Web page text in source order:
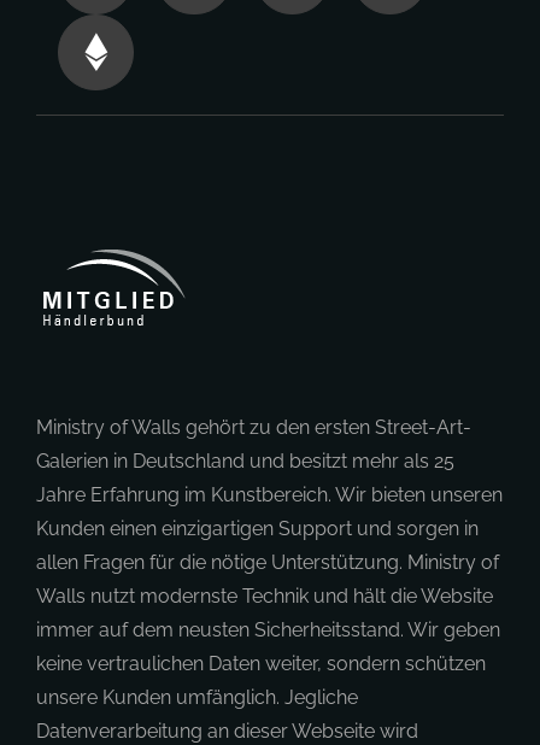
Ministry of Walls gehört zu den ersten Street-Art-
Galerien in Deutschland und besitzt mehr als 25
Jahre Erfahrung im Kunstbereich. Wir bieten unseren
Kunden einen einzigartigen Support und sorgen in
allen Fragen für die nötige Unterstützung. Ministry of
Walls nutzt modernste Technik und hält die Website
immer auf dem neusten Sicherheitsstand. Wir geben
keine vertraulichen Daten weiter, sondern schützen
unsere Kunden umfänglich. Jegliche
Datenverarbeitung an dieser Webseite wird